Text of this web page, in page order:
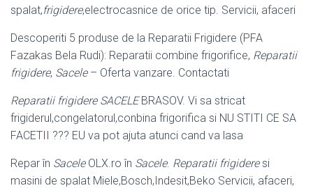
spalat,frigidere,electrocasnice de orice tip. Servicii, afaceri
Descoperiti 5 produse de la Reparatii Frigidere (PFA
Fazakas Bela Rudi): Reparatii combine frigorifice, Reparatii
frigidere, Sacele– Oferta vanzare. Contactati
Reparatii frigidere SACELEBRASOV. Vi sa stricat
frigiderul,congelatorul,conbina frigorifica si NU STITI CE SA
FACETII ??? EU va pot ajuta atunci cand va lasa
Repar în SaceleOLX.ro în Sacele. Reparatii frigideresi
masini de spalat Miele,Bosch,Indesit,Beko Servicii, afaceri,